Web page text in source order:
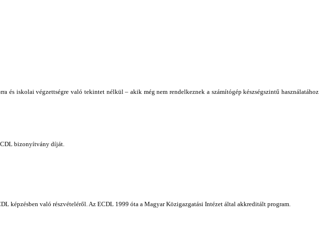
és iskolai végzettségre való tekintet nélkül – akik még nem rendelkeznek a számítógép készségszintű használatához
bizonyítvány díját.
képzésben való részvételéről. Az ECDL 1999 óta a Magyar Közigazgatási Intézet által akkreditált program.